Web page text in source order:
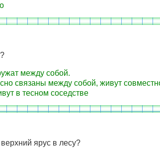
между собой.
связаны между собой, живут
в тесном соседстве
ярус в лесу?